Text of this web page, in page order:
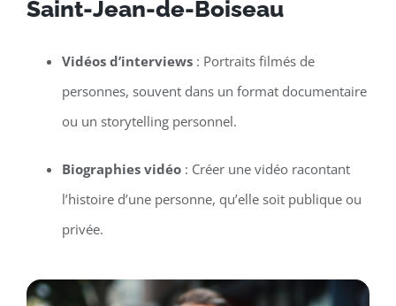
Saint-Jean-de-Boiseau
Vidéos d’interviews: Portraits filmés de
personnes, souvent dans un format documentaire
ou un storytelling personnel.
Biographies vidéo: Créer une vidéo racontant
l’histoire d’une personne, qu’elle soit publique ou
privée.